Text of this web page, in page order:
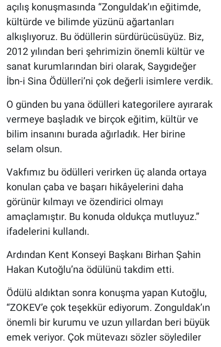
açılış konuşmasında “Zonguldak’ın eğitimde,
kültürde ve bilimde yüzünü ağartanları
alkışlıyoruz. Bu ödüllerin sürdürücüsüyüz. Biz,
2012 yılından beri şehrimizin önemli kültür ve
sanat kurumlarından biri olarak, Saygıdeğer
İbn-i Sina Ödülleri’ni çok değerli isimlere verdik.
O günden bu yana ödülleri kategorilere ayırarak
vermeye başladık ve birçok eğitim, kültür ve
bilim insanını burada ağırladık. Her birine
selam olsun.
Vakfımız bu ödülleri verirken üç alanda ortaya
konulan çaba ve başarı hikâyelerini daha
görünür kılmayı ve özendirici olmayı
amaçlamıştır. Bu konuda oldukça mutluyuz.”
ifadelerini kullandı.
Ardından Kent Konseyi Başkanı Birhan Şahin
Hakan Kutoğlu’na ödülünü takdim etti.
Ödülü aldıktan sonra konuşma yapan Kutoğlu,
“ZOKEV’e çok teşekkür ediyorum. Zonguldak’ın
önemli bir kurumu ve uzun yıllardan beri büyük
emek veriyor. Çok mütevazı sözler söylediler